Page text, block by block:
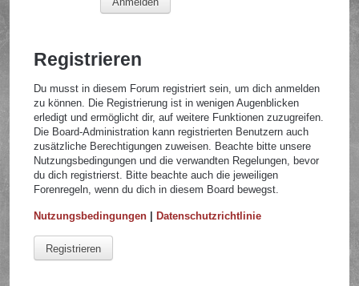
Registrieren
Du musst in diesem Forum registriert sein, um dich anmelden
zu können. Die Registrierung ist in wenigen Augenblicken
erledigt und ermöglicht dir, auf weitere Funktionen zuzugreifen.
Die Board-Administration kann registrierten Benutzern auch
zusätzliche Berechtigungen zuweisen. Beachte bitte unsere
Nutzungsbedingungen und die verwandten Regelungen, bevor
du dich registrierst. Bitte beachte auch die jeweiligen
Forenregeln, wenn du dich in diesem Board bewegst.
Nutzungsbedingungen |Datenschutzrichtlinie
Registrieren